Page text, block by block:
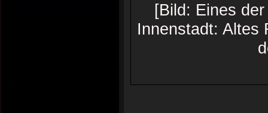
[Bild: Eines
Innenstadt: Altes